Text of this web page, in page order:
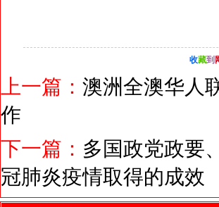
收藏到
上一篇： 澳洲全澳华人
作
下一篇： 多国政党政要
冠肺炎疫情取得的成效